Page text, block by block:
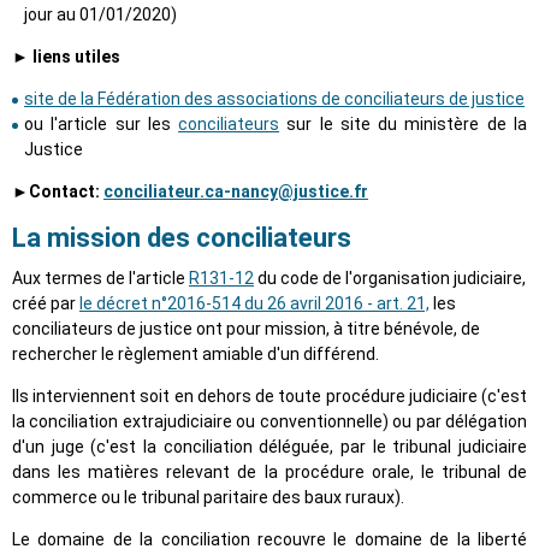
jour au 01/01/2020)
► liens utiles
site de la Fédération des associations de conciliateurs de justice
ou l'article sur lesconciliateurs sur le site du ministère de la
Justice
►Contact: conciliateur.ca-nancy@justice.fr
La mission des conciliateurs
Aux termes de l'article R131-12 du code de l'organisation judiciaire,
créé par le décret n°2016-514 du 26 avril 2016 - art. 21, les
conciliateurs de justice ont pour mission, à titre bénévole, de
rechercher le règlement amiable d'un différend.
Ils interviennent soit en dehors de toute procédure judiciaire (c'est
la conciliation extrajudiciaire ou conventionnelle) ou par délégation
d'un juge (c'est la conciliation déléguée, par le tribunal judiciaire
dans les matières relevant de la procédure orale, le tribunal de
commerce ou le tribunal paritaire des baux ruraux).
Le domaine de la conciliation recouvre le domaine de la liberté